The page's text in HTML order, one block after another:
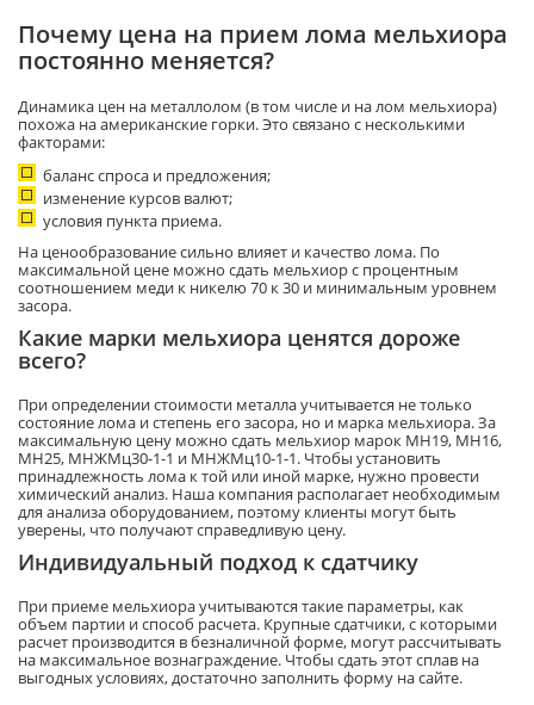
Почему цена на прием лома мельхиора
постоянно меняется?
Динамика цен на металлолом (в том числе и на лом мельхиора)
похожа на американские горки. Это связано с несколькими
факторами:
баланс спроса и предложения;
изменение курсов валют;
условия пункта приема.
На ценообразование сильно влияет и качество лома. По
максимальной цене можно сдать мельхиор с процентным
соотношением меди к никелю 70 к 30 и минимальным уровнем
засора.
Какие марки мельхиора ценятся дороже
всего?
При определении стоимости металла учитывается не только
состояние лома и степень его засора, но и марка мельхиора. За
максимальную цену можно сдать мельхиор марок МН19, МН16,
МН25, МНЖМц30-1-1 и МНЖМц10-1-1. Чтобы установить
принадлежность лома к той или иной марке, нужно провести
химический анализ. Наша компания располагает необходимым
для анализа оборудованием, поэтому клиенты могут быть
уверены, что получают справедливую цену.
Индивидуальный подход к сдатчику
При приеме мельхиора учитываются такие параметры, как
объем партии и способ расчета. Крупные сдатчики, с которыми
расчет производится в безналичной форме, могут рассчитывать
на максимальное вознаграждение. Чтобы сдать этот сплав на
выгодных условиях, достаточно заполнить форму на сайте.